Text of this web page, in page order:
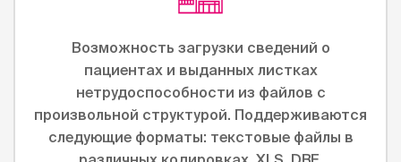
Возможность загрузки сведений о
пациентах и выданных листках
нетрудоспособности из файлов с
произвольной структурой. Поддерживаются
следующие форматы: текстовые файлы в